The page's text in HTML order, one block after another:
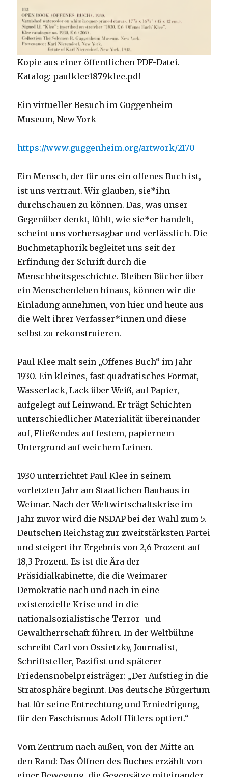
Kopie aus einer öffentlichen PDF-Datei.
Katalog: paulklee1879klee.pdf
Ein virtueller Besuch im Guggenheim
Museum, New York
https://www.guggenheim.org/artwork/2170
Ein Mensch, der für uns ein offenes Buch ist,
ist uns vertraut. Wir glauben, sie*ihn
durchschauen zu können. Das, was unser
Gegenüber denkt, fühlt, wie sie*er handelt,
scheint uns vorhersagbar und verlässlich. Die
Buchmetaphorik begleitet uns seit der
Erfindung der Schrift durch die
Menschheitsgeschichte. Bleiben Bücher über
ein Menschenleben hinaus, können wir die
Einladung annehmen, von hier und heute aus
die Welt ihrer Verfasser*innen und diese
selbst zu rekonstruieren.
Paul Klee malt sein „Offenes Buch“ im Jahr
1930. Ein kleines, fast quadratisches Format,
Wasserlack, Lack über Weiß, auf Papier,
aufgelegt auf Leinwand. Er trägt Schichten
unterschiedlicher Materialität übereinander
auf, Fließendes auf festem, papiernem
Untergrund auf weichem Leinen.
1930 unterrichtet Paul Klee in seinem
vorletzten Jahr am Staatlichen Bauhaus in
Weimar. Nach der Weltwirtschaftskrise im
Jahr zuvor wird die NSDAP bei der Wahl zum 5.
Deutschen Reichstag zur zweitstärksten Partei
und steigert ihr Ergebnis von 2,6 Prozent auf
18,3 Prozent. Es ist die Ära der
Präsidialkabinette, die die Weimarer
Demokratie nach und nach in eine
existenzielle Krise und in die
nationalsozialistische Terror- und
Gewaltherrschaft führen. In der Weltbühne
schreibt Carl von Ossietzky, Journalist,
Schriftsteller, Pazifist und späterer
Friedensnobelpreisträger: „Der Aufstieg in die
Stratosphäre beginnt. Das deutsche Bürgertum
hat für seine Entrechtung und Erniedrigung,
für den Faschismus Adolf Hitlers optiert.“
Vom Zentrum nach außen, von der Mitte an
den Rand: Das Öffnen des Buches erzählt von